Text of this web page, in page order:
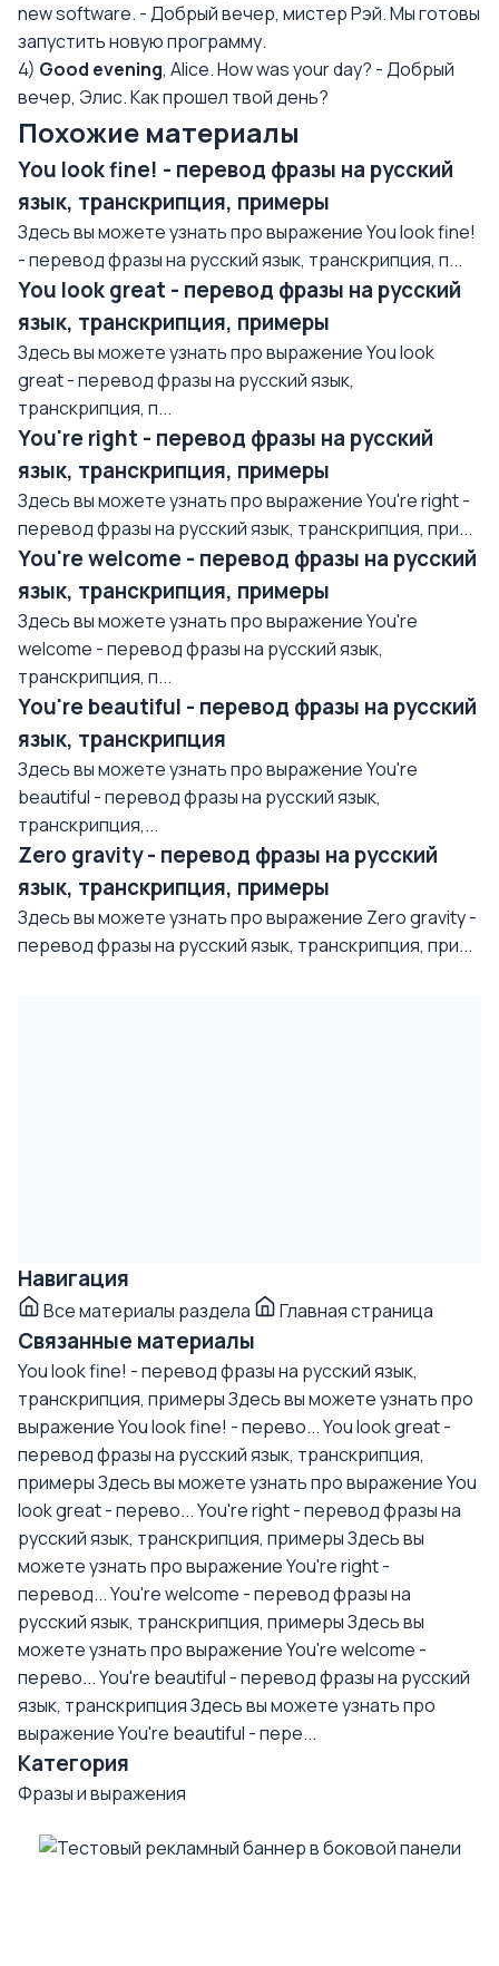
new software. - Добрый вечер, мистер Рэй. Мы готовы
запустить новую программу.
4) Good evening, Alice. How was your day? - Добрый
вечер, Элис. Как прошел твой день?
Похожие материалы
You look fine! - перевод фразы на русский
язык, транскрипция, примеры
Здесь вы можете узнать про выражение You look fine!
- перевод фразы на русский язык, транскрипция, п...
You look great - перевод фразы на русский
язык, транскрипция, примеры
Здесь вы можете узнать про выражение You look
great - перевод фразы на русский язык,
транскрипция, п...
You're right - перевод фразы на русский
язык, транскрипция, примеры
Здесь вы можете узнать про выражение You're right -
перевод фразы на русский язык, транскрипция, при...
You're welcome - перевод фразы на русский
язык, транскрипция, примеры
Здесь вы можете узнать про выражение You're
welcome - перевод фразы на русский язык,
транскрипция, п...
You're beautiful - перевод фразы на русский
язык, транскрипция
Здесь вы можете узнать про выражение You're
beautiful - перевод фразы на русский язык,
транскрипция,...
Zero gravity - перевод фразы на русский
язык, транскрипция, примеры
Здесь вы можете узнать про выражение Zero gravity -
перевод фразы на русский язык, транскрипция, при...
Навигация
Все материалы раздела Главная страница
Связанные материалы
You look fine! - перевод фразы на русский язык,
транскрипция, примерыЗдесь вы можете узнать про
выражение You look fine! - перево...You look great -
перевод фразы на русский язык, транскрипция,
примерыЗдесь вы можете узнать про выражение You
look great - перево...You're right - перевод фразы на
русский язык, транскрипция, примерыЗдесь вы
можете узнать про выражение You're right -
перевод...You're welcome - перевод фразы на
русский язык, транскрипция, примерыЗдесь вы
можете узнать про выражение You're welcome -
перево...You're beautiful - перевод фразы на русский
язык, транскрипцияЗдесь вы можете узнать про
выражение You're beautiful - пере...
Категория
Фразы и выражения